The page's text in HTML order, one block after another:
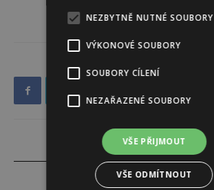
NEZBYTNĚ NUTNÉ SOUBORY
VÝKONOVÉ SOUBORY
SOUBORY CÍLENÍ
NEZAŘAZENÉ SOUBORY
VŠE PŘIJMOUT
VŠE ODMÍTNOUT